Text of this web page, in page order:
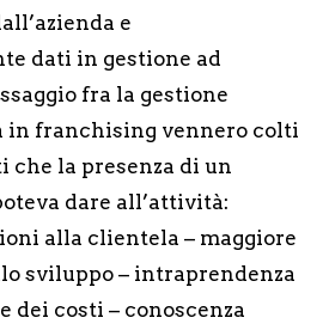
e
dati in gestione ad
fra la gestione
in franchising vennero colti
che la presenza di un
dare all’attività:
alla clientela – maggiore
sviluppo – intraprendenza
dei costi – conoscenza